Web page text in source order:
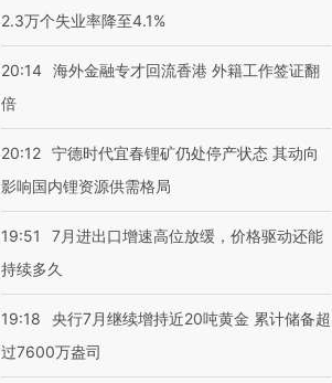
2.3万个失业率降至4.1%
20:14 海外金融专才回流香港 外籍工作签证翻
倍
20:12 宁德时代宜春锂矿仍处停产状态 其动向
影响国内锂资源供需格局
19:51
7月进出口增速高位放缓，价格驱动还能
持续多久
19:18
央行7月继续增持近20吨黄金 累计储备超
过7600万盎司